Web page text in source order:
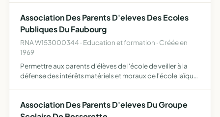
Association Des Parents D'eleves Des Ecoles
Publiques Du Faubourg
RNA W153000344 · Education et formation · Créée en
1969
Permettre aux parents d'élèves de l'école de veiller à la
défense des intérêts matériels et moraux de l'école laïque,
Association Des Parents D'eleves Du Groupe